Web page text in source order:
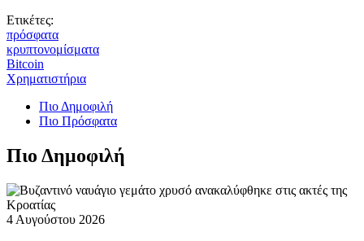
Ετικέτες:
πρόσφατα
κρυπτονομίσματα
Bitcoin
Χρηματιστήρια
Πιο Δημοφιλή
Πιο Πρόσφατα
Πιο Δημοφιλή
4 Αυγούστου 2026